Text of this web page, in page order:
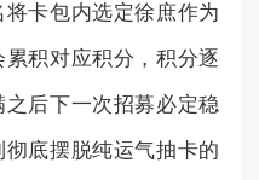
卡包内选定徐庶作为
积对应积分，积分逐
后下一次招募必定稳
底摆脱纯运气抽卡的